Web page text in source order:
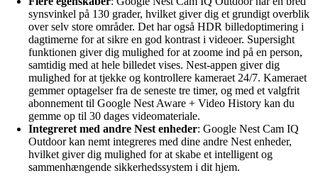
synsvinkel på 130 grader, hvilket giver dig et grundigt overblik
over selv store områder. Det har også HDR billedoptimering i
dagtimerne for at sikre en god kontrast i videoer. Supersight
funktionen giver dig mulighed for at zoome ind på en person,
samtidig med at hele billedet vises. Nest-appen giver dig
mulighed for at tjekke og kontrollere kameraet 24/7. Kameraet
gemmer optagelser fra de seneste tre timer, og med et valgfrit
abonnement til Google Nest Aware + Video History kan du
gemme op til 30 dages videomateriale.
Integreret med andre Nest enheder: Google Nest Cam IQ
Outdoor kan nemt integreres med dine andre Nest enheder,
hvilket giver dig mulighed for at skabe et intelligent og
sammenhængende sikkerhedssystem i dit hjem.